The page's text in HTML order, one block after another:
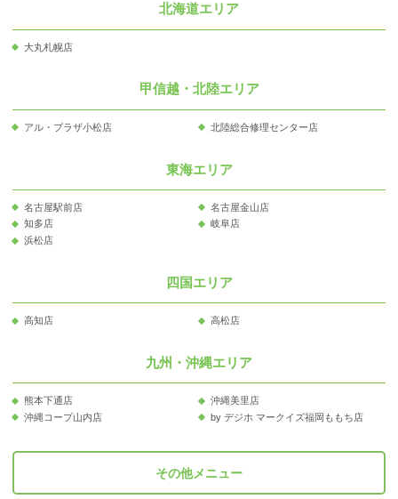
北海道エリア
大丸札幌店
甲信越・北陸エリア
アル・プラザ小松店 北陸総合修理センター店
東海エリア
名古屋駅前店
名古屋金山店
知多店
岐阜店
浜松店
四国エリア
高知店 高松店
九州・沖縄エリア
熊本下通店
沖縄美里店
沖縄コープ山内店
by デジホ マークイズ福岡ももち店
その他メニュー